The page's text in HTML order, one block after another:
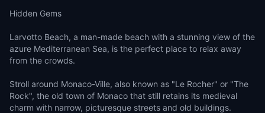
Hidden Gems
Larvotto Beach, a man-made beach with a stunning view of the
azure Mediterranean Sea, is the perfect place to relax away
from the crowds.
Stroll around Monaco-Ville, also known as "Le Rocher" or "The
Rock", the old town of Monaco that still retains its medieval
charm with narrow, picturesque streets and old buildings.